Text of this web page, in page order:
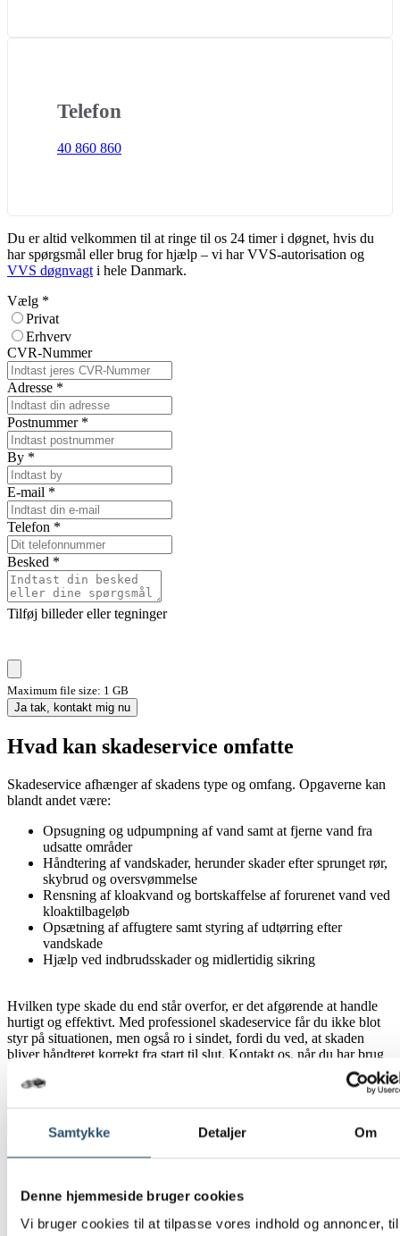
Samtykke Detaljer Om
Denne hjemmeside bruger cookies
Vi bruger cookies til at tilpasse vores indhold og annoncer,
Telefon
40 860 860
Du er altid velkommen til at ringe til os 24 timer i døgnet, hvis du
har spørgsmål eller brug for hjælp – vi har VVS-autorisation og
VVS døgnvagt i hele Danmark.
Vælg *
Privat
Erhverv
CVR-Nummer
Adresse *
Postnummer *
By *
E-mail *
Telefon *
Besked *
Tilføj billeder eller tegninger
Maximum file size: 1 GB
Ja tak, kontakt mig nu
Hvad kan skadeservice omfatte
Skadeservice afhænger af skadens type og omfang. Opgaverne kan
blandt andet være:
Opsugning og udpumpning af vand samt at fjerne vand fra
udsatte områder
Håndtering af vandskader, herunder skader efter sprunget rør,
skybrud og oversvømmelse
Rensning af kloakvand og bortskaffelse af forurenet vand ved
kloaktilbageløb
Opsætning af affugtere samt styring af udtørring efter
vandskade
Hjælp ved indbrudsskader og midlertidig sikring
Hvilken type skade du end står overfor, er det afgørende at handle
hurtigt og effektivt. Med professionel skadeservice får du ikke blot
styr på situationen, men også ro i sindet, fordi du ved, at skaden
bliver håndteret korrekt fra start til slut. Kontakt os, når du har brug
for akut hjælp – vi står klar til at sikre din bolig eller virksomhed
mod følgeskader og hjælpe dig trygt videre.
Akutte skader opstår sjældent på et belejligt tidspunkt. Derfor
i private hjem og i erhvervslokaler. Målet er det samme hver gang:
hurtig indsats, klar plan og en løsning, der får dig videre med mindst
muligt besvær.